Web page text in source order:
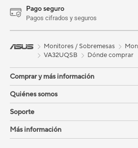
Pago seguro
Pagos cifrados y seguros
Monitores / Sobremesas
VA32UQSB
Dónde comprar
Comprar y más información
Quiénes somos
Soporte
Más información